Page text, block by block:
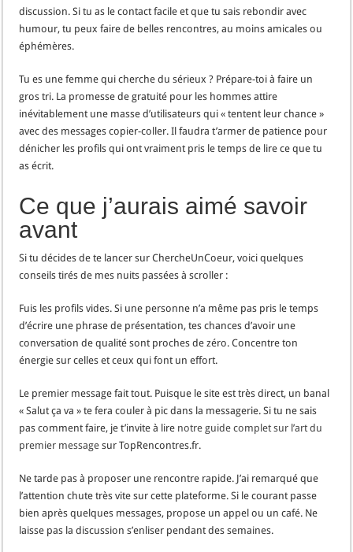
discussion. Si tu as le contact facile et que tu sais rebondir avec
humour, tu peux faire de belles rencontres, au moins amicales ou
éphémères.
Tu es une femme qui cherche du sérieux ? Prépare-toi à faire un
gros tri. La promesse de gratuité pour les hommes attire
inévitablement une masse d’utilisateurs qui « tentent leur chance »
avec des messages copier-coller. Il faudra t’armer de patience pour
dénicher les profils qui ont vraiment pris le temps de lire ce que tu
as écrit.
Ce que j’aurais aimé savoir
avant
Si tu décides de te lancer sur ChercheUnCoeur, voici quelques
conseils tirés de mes nuits passées à scroller :
Fuis les profils vides. Si une personne n’a même pas pris le temps
d’écrire une phrase de présentation, tes chances d’avoir une
conversation de qualité sont proches de zéro. Concentre ton
énergie sur celles et ceux qui font un effort.
Le premier message fait tout. Puisque le site est très direct, un banal
« Salut ça va » te fera couler à pic dans la messagerie. Si tu ne sais
pas comment faire, je t’invite à lire notre guide complet sur l’art du
premier message sur TopRencontres.fr.
Ne tarde pas à proposer une rencontre rapide. J’ai remarqué que
l’attention chute très vite sur cette plateforme. Si le courant passe
bien après quelques messages, propose un appel ou un café. Ne
laisse pas la discussion s’enliser pendant des semaines.